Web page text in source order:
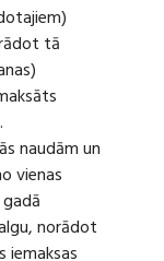
tā
naudām un
vienas
norādot
iemaksas